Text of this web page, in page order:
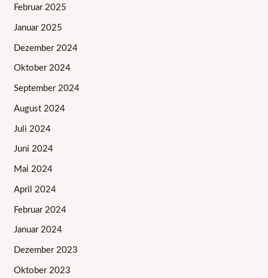
Februar 2025
Januar 2025
Dezember 2024
Oktober 2024
September 2024
August 2024
Juli 2024
Juni 2024
Mai 2024
April 2024
Februar 2024
Januar 2024
Dezember 2023
Oktober 2023